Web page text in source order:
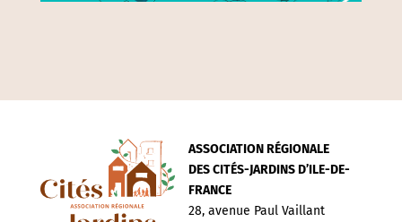
ASSOCIATION RÉGIONALE
DES CITÉS-JARDINS D’ILE-DE-
FRANCE
28, avenue Paul Vaillant